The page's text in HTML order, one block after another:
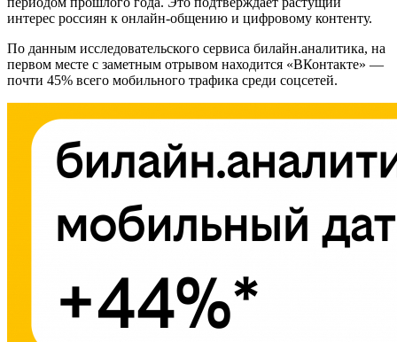
интерес россиян к онлайн-общению и цифровому контенту.
По данным исследовательского сервиса билайн.аналитика, на
первом месте с заметным отрывом находится «ВКонтакте» —
почти 45% всего мобильного трафика среди соцсетей.